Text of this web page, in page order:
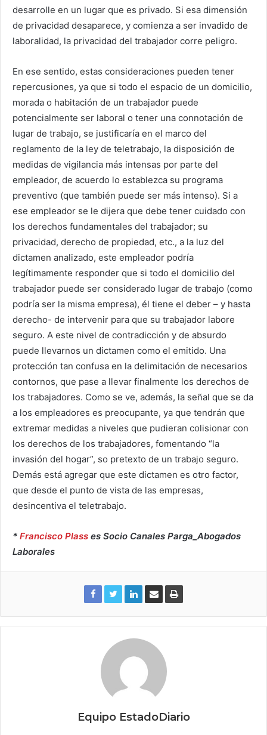
desarrolle en un lugar que es privado. Si esa dimensión
de privacidad desaparece, y comienza a ser invadido de
laboralidad, la privacidad del trabajador corre peligro.
En ese sentido, estas consideraciones pueden tener
repercusiones, ya que si todo el espacio de un domicilio,
morada o habitación de un trabajador puede
potencialmente ser laboral o tener una connotación de
lugar de trabajo, se justificaría en el marco del
reglamento de la ley de teletrabajo, la disposición de
medidas de vigilancia más intensas por parte del
empleador, de acuerdo lo establezca su programa
preventivo (que también puede ser más intenso). Si a
ese empleador se le dijera que debe tener cuidado con
los derechos fundamentales del trabajador; su
privacidad, derecho de propiedad, etc., a la luz del
dictamen analizado, este empleador podría
legítimamente responder que si todo el domicilio del
trabajador puede ser considerado lugar de trabajo (como
podría ser la misma empresa), él tiene el deber – y hasta
derecho- de intervenir para que su trabajador labore
seguro. A este nivel de contradicción y de absurdo
puede llevarnos un dictamen como el emitido. Una
protección tan confusa en la delimitación de necesarios
contornos, que pase a llevar finalmente los derechos de
los trabajadores. Como se ve, además, la señal que se da
a los empleadores es preocupante, ya que tendrán que
extremar medidas a niveles que pudieran colisionar con
los derechos de los trabajadores, fomentando “la
invasión del hogar”, so pretexto de un trabajo seguro.
Demás está agregar que este dictamen es otro factor,
que desde el punto de vista de las empresas,
desincentiva el teletrabajo.
* Francisco Plass es Socio Canales Parga_Abogados
Laborales
Equipo EstadoDiario